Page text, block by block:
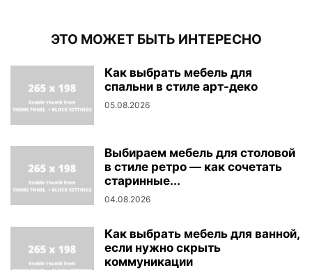
ЭТО МОЖЕТ БЫТЬ ИНТЕРЕСНО
Как выбрать мебель для
спальни в стиле арт-деко
05.08.2026
Выбираем мебель для столовой
в стиле ретро — как сочетать
старинные...
04.08.2026
Как выбрать мебель для ванной,
если нужно скрыть
коммуникации